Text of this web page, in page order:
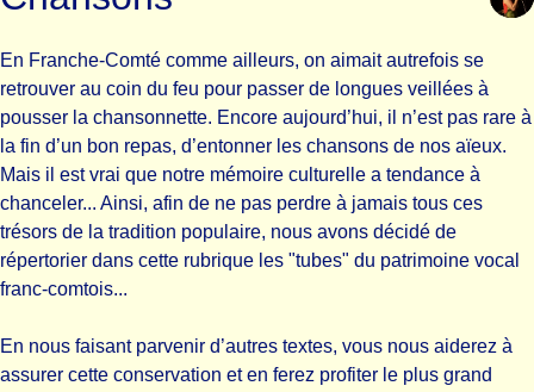
En Franche-Comté comme ailleurs, on aimait autrefois se
retrouver au coin du feu pour passer de longues veillées à
pousser la chansonnette. Encore aujourd’hui, il n’est pas rare à
la fin d’un bon repas, d’entonner les chansons de nos aïeux.
Mais il est vrai que notre mémoire culturelle a tendance à
chanceler... Ainsi, afin de ne pas perdre à jamais tous ces
trésors de la tradition populaire, nous avons décidé de
répertorier dans cette rubrique les "tubes" du patrimoine vocal
franc-comtois...
En nous faisant parvenir d’autres textes, vous nous aiderez à
assurer cette conservation et en ferez profiter le plus grand